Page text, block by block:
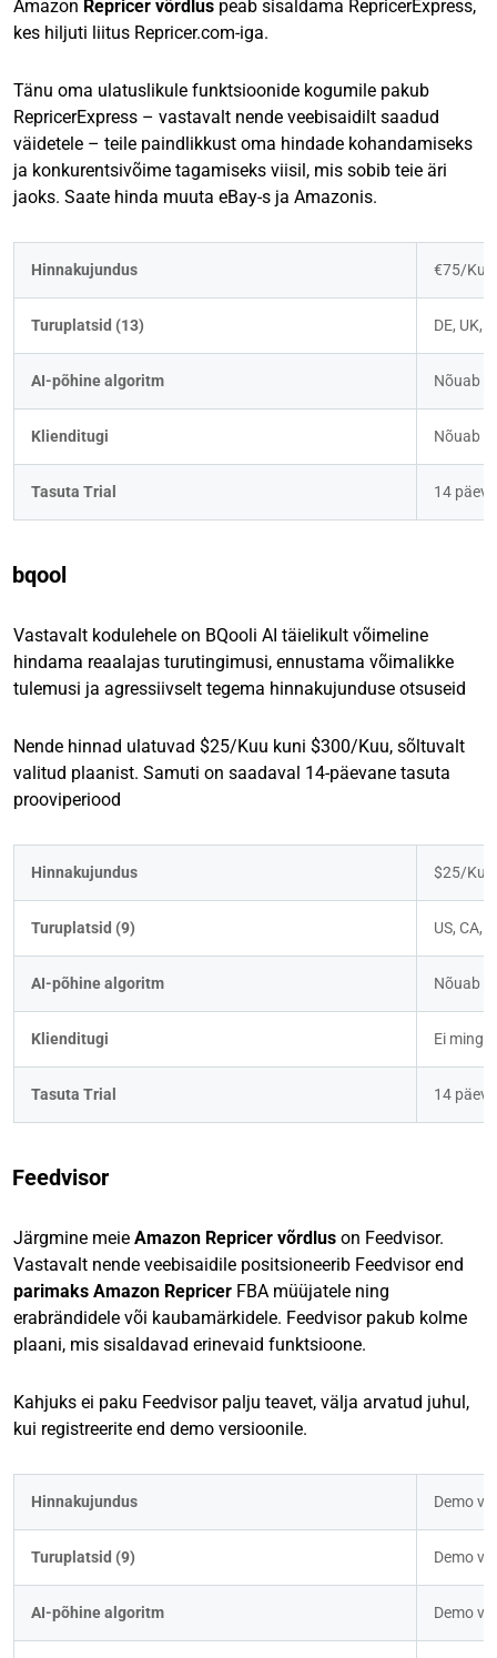
Amazon Repricer võrdlus peab sisaldama RepricerExpress,
kes hiljuti liitus Repricer.com-iga.
Tänu oma ulatuslikule funktsioonide kogumile pakub
RepricerExpress – vastavalt nende veebisaidilt saadud
väidetele – teile paindlikkust oma hindade kohandamiseks
ja konkurentsivõime tagamiseks viisil, mis sobib teie äri
jaoks. Saate hinda muuta eBay-s ja Amazonis.
Hinnakujundus €75/
Turuplatsid (13) DE, UK,
AI-põhine algoritm Nõuab
Klienditugi Nõuab
Tasuta Trial 14 päeva
bqool
Vastavalt kodulehele on BQooli AI täielikult võimeline
hindama reaalajas turutingimusi, ennustama võimalikke
tulemusi ja agressiivselt tegema hinnakujunduse otsuseid
Nende hinnad ulatuvad $25/Kuu kuni $300/Kuu, sõltuvalt
valitud plaanist. Samuti on saadaval 14-päevane tasuta
prooviperiood
Hinnakujundus $25/
Turuplatsid (9) US, CA,
AI-põhine algoritm Nõuab $
Klienditugi Ei mingit
Tasuta Trial 14 päeva
Feedvisor
Järgmine meie Amazon Repricer võrdlus on Feedvisor.
Vastavalt nende veebisaidile positsioneerib Feedvisor end
parimaks Amazon Repricer FBA müüjatele ning
erabrändidele või kaubamärkidele. Feedvisor pakub kolme
plaani, mis sisaldavad erinevaid funktsioone.
Kahjuks ei paku Feedvisor palju teavet, välja arvatud juhul,
kui registreerite end demo versioonile.
Hinnakujundus Demo
Turuplatsid (9) Demo
AI-põhine algoritm Demo